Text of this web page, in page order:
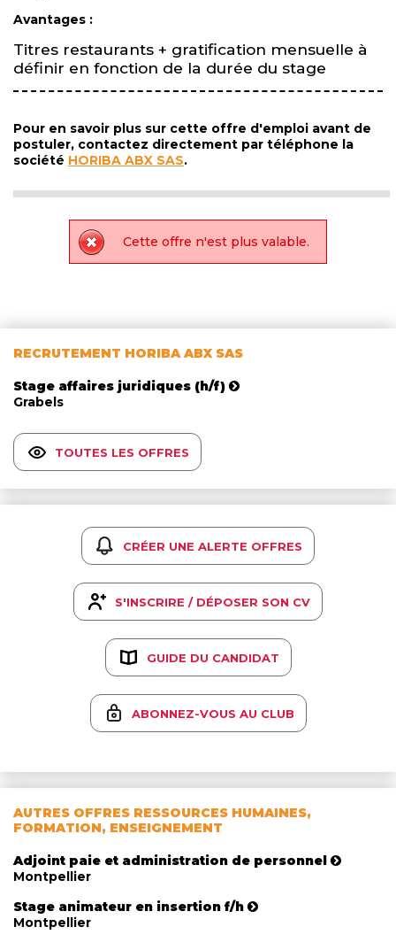
Avantages :
Titres restaurants + gratification mensuelle à
définir en fonction de la durée du stage
Pour en savoir plus sur cette offre d'emploi avant de
postuler, contactez directement par téléphone la
société HORIBA ABX SAS.
Cette offre n'est plus valable.
RECRUTEMENT HORIBA ABX SAS
Stage affaires juridiques (h/f)
Grabels
TOUTES LES OFFRES
CRÉER UNE ALERTE OFFRES
S'INSCRIRE / DÉPOSER SON CV
GUIDE DU CANDIDAT
ABONNEZ-VOUS AU CLUB
AUTRES OFFRES RESSOURCES HUMAINES,
FORMATION, ENSEIGNEMENT
Adjoint paie et administration de personnel
Montpellier
Stage animateur en insertion f/h
Montpellier